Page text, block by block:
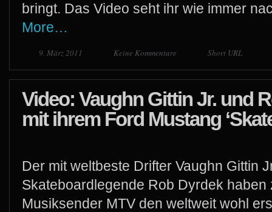
bringt. Das Video seht ihr wie immer
More…
9. März 2011 Keine Kommentare Short URL
Video: Vaughn Gittin Jr. und
mit ihrem Ford Mustang
Der mit weltbeste Drifter Vaughn Gittin
Skateboardlegende Rob Dyrdek haben
Musiksender MTV den weltweit wohl